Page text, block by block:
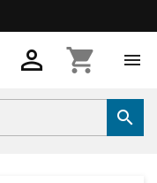
 shopping_cart 
